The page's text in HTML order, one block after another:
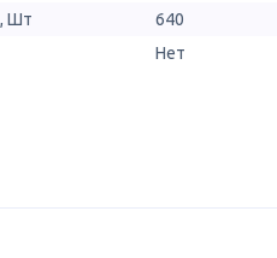
Шт
640
Нет